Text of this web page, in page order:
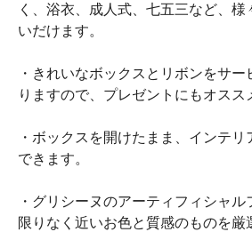
く、浴衣、成人式、七五三など、様
いだけます。
・きれいなボックスとリボンをサ
りますので、プレゼントにもオスス
・ボックスを開けたまま、インテ
できます。
・グリシーヌのアーティフィシャ
限りなく近いお色と質感のものを厳